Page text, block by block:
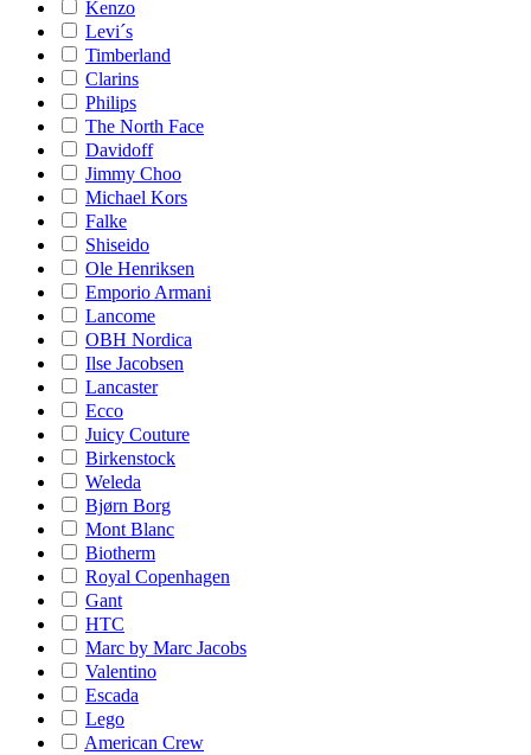
Kenzo
Levi´s
Timberland
Clarins
Philips
The North Face
Davidoff
Jimmy Choo
Michael Kors
Falke
Shiseido
Ole Henriksen
Emporio Armani
Lancome
OBH Nordica
Ilse Jacobsen
Lancaster
Ecco
Juicy Couture
Birkenstock
Weleda
Bjørn Borg
Mont Blanc
Biotherm
Royal Copenhagen
Gant
HTC
Marc by Marc Jacobs
Valentino
Escada
Lego
American Crew